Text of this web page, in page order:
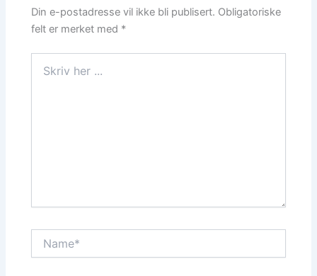
Din e-postadresse vil ikke bli publisert. Obligatoriske
felt er merket med *
her